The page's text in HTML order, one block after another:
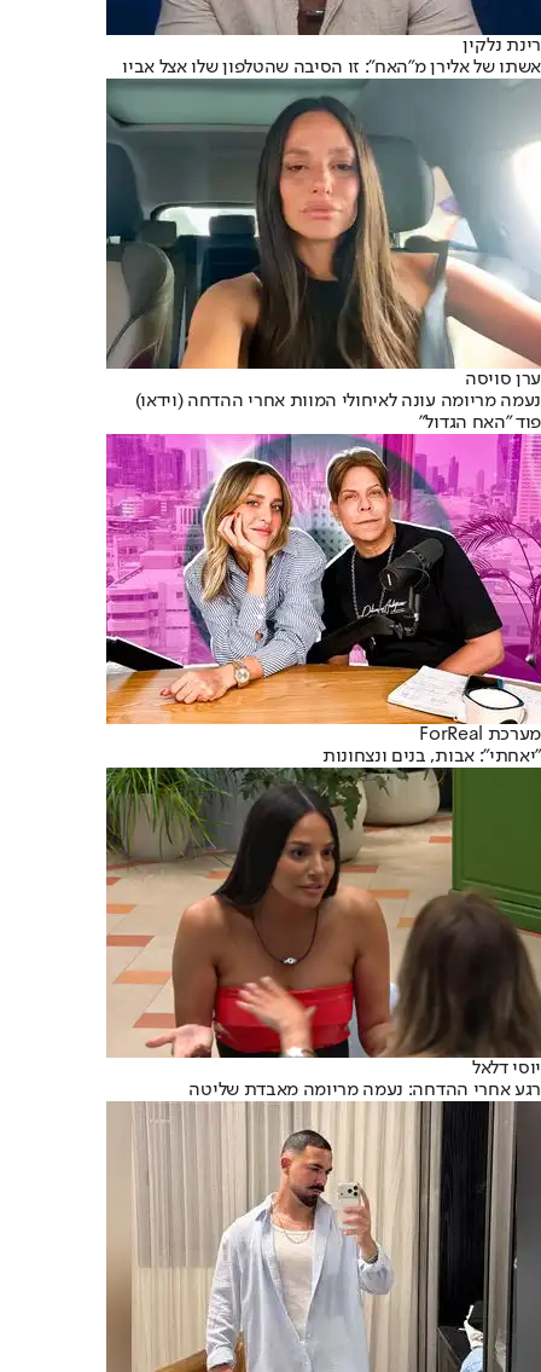
רינת נלקין
אשתו של אלירן מ"האח": זו הסיבה שהטלפון שלו אצל אביו
ערן סויסה
נעמה מריומה עונה לאיחולי המוות אחרי ההדחה (וידאו)
פוד "האח הגדול"
מערכת ForReal
"יאחתי": אבות, בנים ונצחונות
יוסי דלאל
רגע אחרי ההדחה: נעמה מריומה מאבדת שליטה